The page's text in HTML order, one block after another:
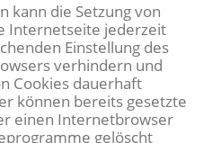
kann die Setzung von
Internetseite jederzeit
Einstellung des
verhindern und
Cookies dauerhaft
können bereits gesetzte
einen Internetbrowser
gelöscht